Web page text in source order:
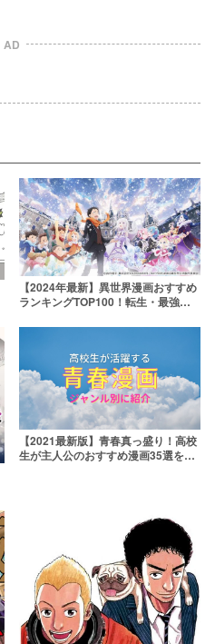
AD
【2024年最新】異世界漫画おすすめ
ランキングTOP100！転生・最強チ
【2021最新版】青春真っ盛り！高校
生が主人公のおすすめ漫画35選を紹